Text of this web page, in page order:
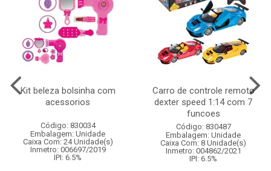
Kit beleza bolsinha com
acessorios
Código: 830034
Embalagem: Unidade
Caixa Com: 24 Unidade(s)
Inmetro: 006697/2019
IPI: 6.5%
Carro de controle remoto
dexter speed 1:14 com 7
funcoes
Código: 830487
Embalagem: Unidade
Caixa Com: 8 Unidade(s)
Inmetro: 004862/2021
IPI: 6.5%